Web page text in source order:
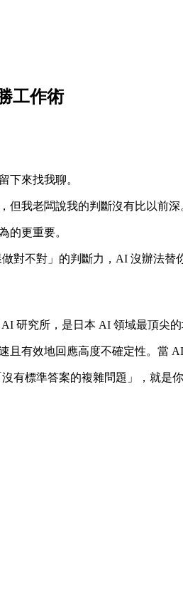
工作術
下來找我聊。
我老闆說我的判斷沒有比以前深
的更重要。
對不對」的判斷力，AI 沒辦法替
研究所，是日本 AI 領域最頂尖
且有效地回應高度不確定性。當
有標準答案的複雜問題」，就是你